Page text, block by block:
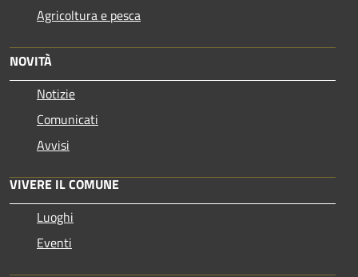
Agricoltura e pesca
NOVITÀ
Notizie
Comunicati
Avvisi
VIVERE IL COMUNE
Luoghi
Eventi